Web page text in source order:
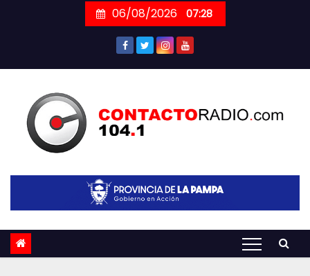
06/08/2026 07:28